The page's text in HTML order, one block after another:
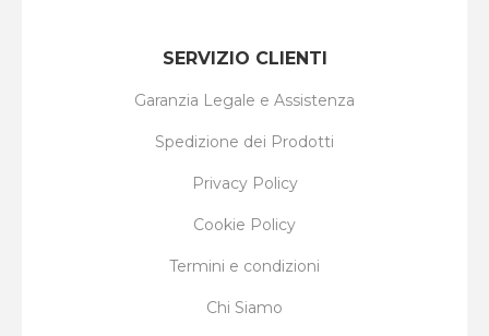
SERVIZIO CLIENTI
Garanzia Legale e Assistenza
Spedizione dei Prodotti
Privacy Policy
Cookie Policy
Termini e condizioni
Chi Siamo